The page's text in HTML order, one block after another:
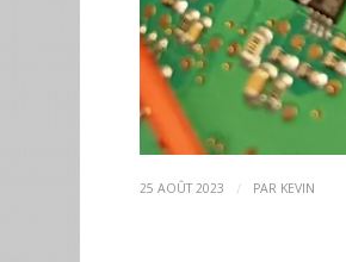
25 AOÛT 2023 / PAR KEVIN